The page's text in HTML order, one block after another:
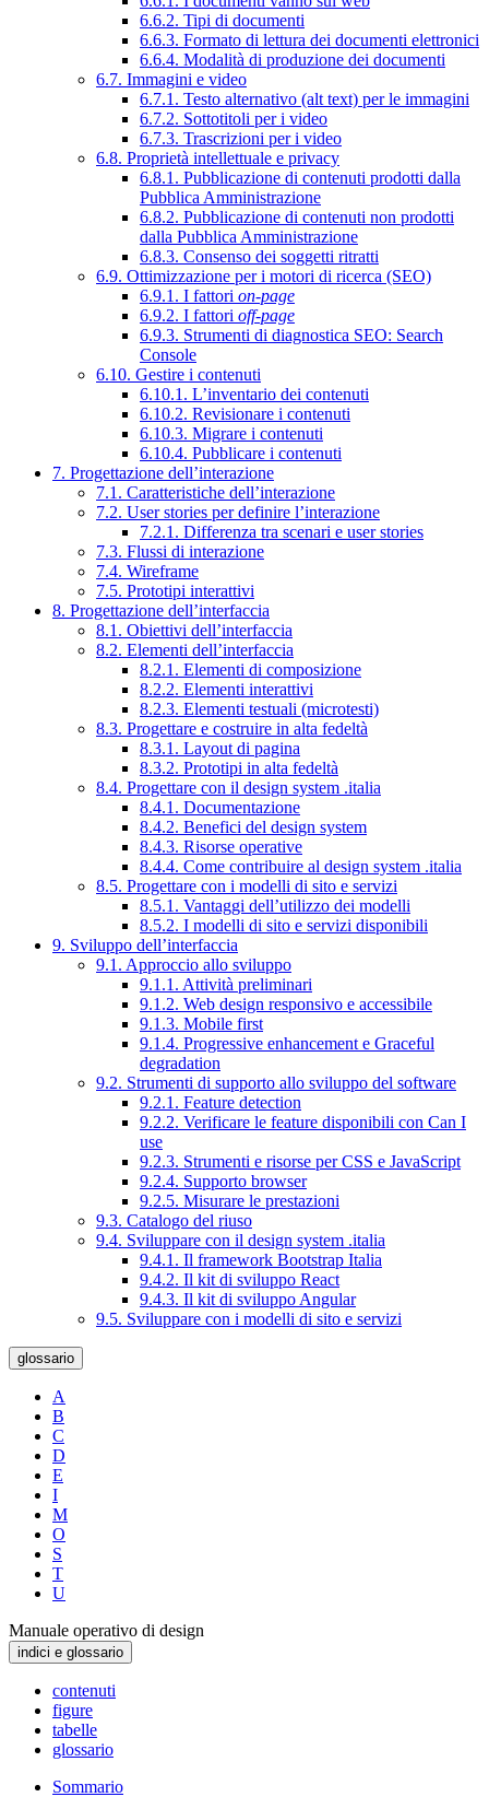
6.6.2. Tipi di documenti
6.6.3. Formato di lettura dei documenti elettronici
6.6.4. Modalità di produzione dei documenti
6.7. Immagini e video
6.7.1. Testo alternativo (alt text) per le immagini
6.7.2. Sottotitoli per i video
6.7.3. Trascrizioni per i video
6.8. Proprietà intellettuale e privacy
6.8.1. Pubblicazione di contenuti prodotti dalla
Pubblica Amministrazione
6.8.2. Pubblicazione di contenuti non prodotti
dalla Pubblica Amministrazione
6.8.3. Consenso dei soggetti ritratti
6.9. Ottimizzazione per i motori di ricerca (SEO)
6.9.1. I fattori on-page
6.9.2. I fattori off-page
6.9.3. Strumenti di diagnostica SEO: Search
Console
6.10. Gestire i contenuti
6.10.1. L’inventario dei contenuti
6.10.2. Revisionare i contenuti
6.10.3. Migrare i contenuti
6.10.4. Pubblicare i contenuti
7. Progettazione dell’interazione
7.1. Caratteristiche dell’interazione
7.2. User stories per definire l’interazione
7.2.1. Differenza tra scenari e user stories
7.3. Flussi di interazione
7.4. Wireframe
7.5. Prototipi interattivi
8. Progettazione dell’interfaccia
8.1. Obiettivi dell’interfaccia
8.2. Elementi dell’interfaccia
8.2.1. Elementi di composizione
8.2.2. Elementi interattivi
8.2.3. Elementi testuali (microtesti)
8.3. Progettare e costruire in alta fedeltà
8.3.1. Layout di pagina
8.3.2. Prototipi in alta fedeltà
8.4. Progettare con il design system .italia
8.4.1. Documentazione
8.4.2. Benefici del design system
8.4.3. Risorse operative
8.4.4. Come contribuire al design system .italia
8.5. Progettare con i modelli di sito e servizi
8.5.1. Vantaggi dell’utilizzo dei modelli
8.5.2. I modelli di sito e servizi disponibili
9. Sviluppo dell’interfaccia
9.1. Approccio allo sviluppo
9.1.1. Attività preliminari
9.1.2. Web design responsivo e accessibile
9.1.3. Mobile first
9.1.4. Progressive enhancement e Graceful
degradation
9.2. Strumenti di supporto allo sviluppo del software
9.2.1. Feature detection
9.2.2. Verificare le feature disponibili con Can I
use
9.2.3. Strumenti e risorse per CSS e JavaScript
9.2.4. Supporto browser
9.2.5. Misurare le prestazioni
9.3. Catalogo del riuso
9.4. Sviluppare con il design system .italia
9.4.1. Il framework Bootstrap Italia
9.4.2. Il kit di sviluppo React
9.4.3. Il kit di sviluppo Angular
9.5. Sviluppare con i modelli di sito e servizi
glossario
A
B
C
D
E
I
M
O
S
T
U
Manuale operativo di design
indici e glossario
contenuti
figure
tabelle
glossario
Sommario